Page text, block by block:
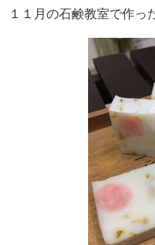
１１月の石鹸教室で作っ